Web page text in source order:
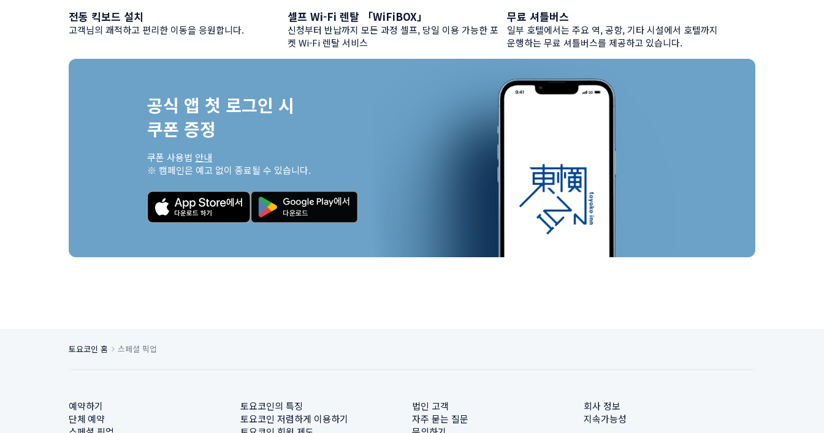
추천 정보
전동 킥보드 설치
고객님의 쾌적하고 편리한 이동을 응원합니다. 추천 정보
셀프 Wi-Fi 렌탈 「WiFiBOX」
신청부터 반납까지 모든 과정 셀프, 당일 이용 가능한 포
켓 Wi-Fi 렌탈 서비스
추천 정보
무료 셔틀버스
일부 호텔에서는 주요 역, 공항, 기타 시설에서 호텔까지
운행하는 무료 셔틀버스를 제공하고 있습니다.
공식 앱 첫 로그인 시
쿠폰 증정
쿠폰 사용법 안내
※ 캠페인은 예고 없이 종료될 수 있습니다.
토요코인 홈 스페셜 픽업
예약하기
단체 예약
토요코인의 특징
토요코인 저렴하게 이용하기
법인 고객
자주 묻는 질문
회사 정보
지속가능성